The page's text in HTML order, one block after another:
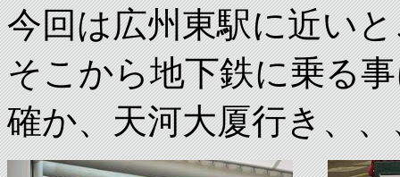
今回は広州東駅に近い
そこから地下鉄に乗る
確か、天河大厦行き、